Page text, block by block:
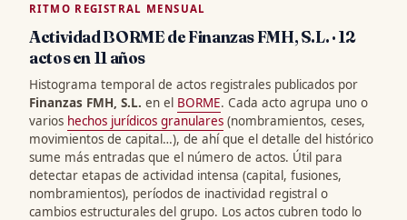
RITMO REGISTRAL MENSUAL
Actividad BORME de Finanzas FMH, S.L. · 12
actos en 11 años
Histograma temporal de actos registrales publicados por
Finanzas FMH, S.L. en el BORME. Cada acto agrupa uno o
varios hechos jurídicos granulares (nombramientos, ceses,
movimientos de capital…), de ahí que el detalle del histórico
sume más entradas que el número de actos. Útil para
detectar etapas de actividad intensa (capital, fusiones,
nombramientos), períodos de inactividad registral o
cambios estructurales del grupo. Los actos cubren todo lo